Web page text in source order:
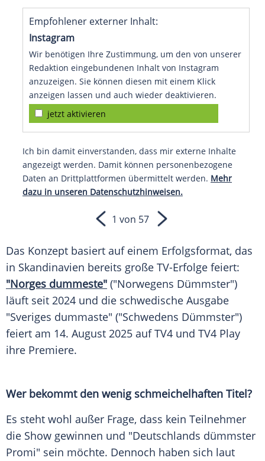
Empfohlener externer Inhalt:
Instagram
Wir benötigen Ihre Zustimmung, um den von unserer
Redaktion eingebundenen Inhalt von Instagram
anzuzeigen. Sie können diesen mit einem Klick
anzeigen lassen und auch wieder deaktivieren.
jetzt aktivieren
Ich bin damit einverstanden, dass mir externe Inhalte
angezeigt werden. Damit können personenbezogene
Daten an Drittplattformen übermittelt werden. Mehr
dazu in unseren Datenschutzhinweisen.
1 von 57
Das Konzept basiert auf einem Erfolgsformat, das
in Skandinavien bereits große TV-Erfolge feiert:
"Norges dummeste" ("Norwegens Dümmster")
läuft seit 2024 und die schwedische Ausgabe
"Sveriges dummaste" ("Schwedens Dümmster")
feiert am 14. August 2025 auf TV4 und TV4 Play
ihre Premiere.
Wer bekommt den wenig schmeichelhaften Titel?
Es steht wohl außer Frage, dass kein Teilnehmer
die Show gewinnen und "Deutschlands dümmster
Promi" sein möchte. Dennoch haben sich laut